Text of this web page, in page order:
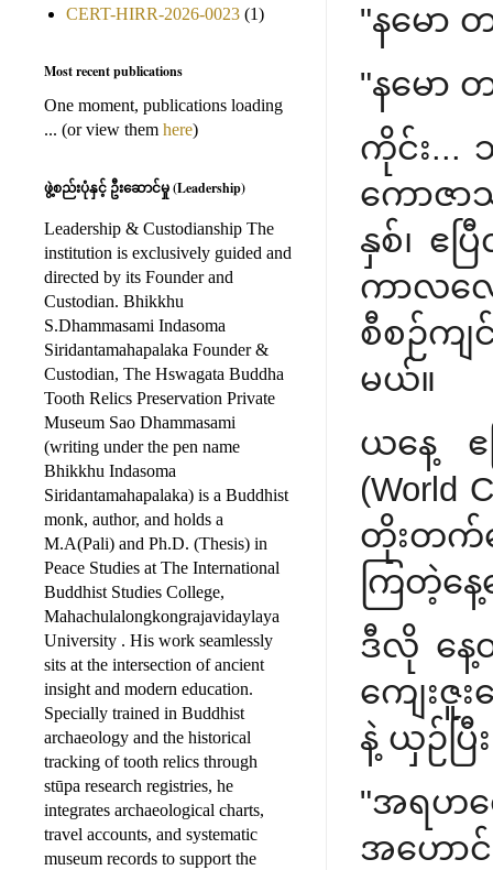
"နမော
"နမော
ကိုင်း...
ကောဇာ
နှစ်၊ ဧပ
ကာလလေ
စီစဉ်ကျ
မယ်။
ယနေ့
(World
တိုးတက်
ကြတဲ့နေ့
ဒီလို နေ့
ကျေးဇူ
နဲ့ ယှဉ်ပ
"အရဟ
အဟောင်
CERT-HIRR-2026-0023 (1)
Most recent publications
One moment, publications loading
... (or view them here)
ဖွဲ့စည်းပုံနှင့် ဦးဆောင်မှု (Leadership)
Leadership & Custodianship The
institution is exclusively guided and
directed by its Founder and
Custodian. Bhikkhu
S.Dhammasami Indasoma
Siridantamahapalaka Founder &
Custodian, The Hswagata Buddha
Tooth Relics Preservation Private
Museum Sao Dhammasami
(writing under the pen name
Bhikkhu Indasoma
Siridantamahapalaka) is a Buddhist
monk, author, and holds a
M.A(Pali) and Ph.D. (Thesis) in
Peace Studies at The International
Buddhist Studies College,
Mahachulalongkongrajavidaylaya
University . His work seamlessly
sits at the intersection of ancient
insight and modern education.
Specially trained in Buddhist
archaeology and the historical
tracking of tooth relics through
stūpa research registries, he
integrates archaeological charts,
travel accounts, and systematic
museum records to support the